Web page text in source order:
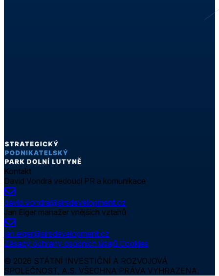
Kontakt
David Vondra vedoucí PR a komunikace
david.vondra@sirsdevelopment.cz
Jan Elger manažer vnějších vztahů
jan.elger@sirsdevelopment.cz
Zásady ochrany osobních údajů Cookies
© 2026 STÁTNÍ INVESTIČNÍ A ROZVOJOVÁ
SPOLEČNOST, A.S. VŠECHNA PRÁVA VYHRAZENA.